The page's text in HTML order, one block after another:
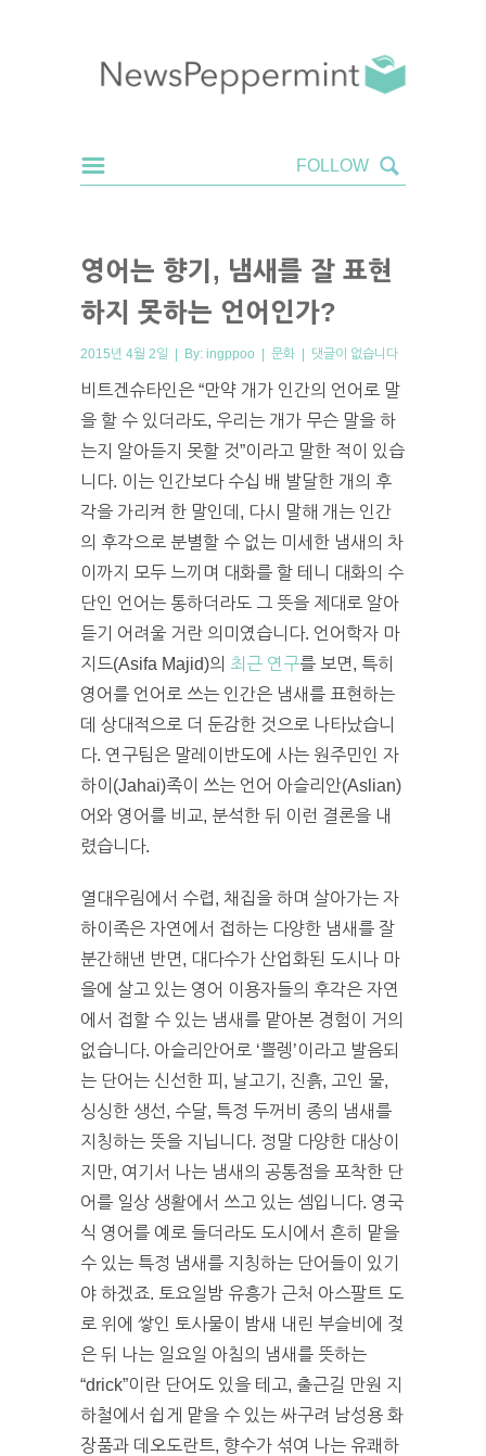
영어는 향기, 냄새를 잘 표현
하지 못하는 언어인가?
2015년 4월 2일 | By: ingppoo | 문화 | 댓글이 없습니다
비트겐슈타인은 “만약 개가 인간의 언어로 말
을 할 수 있더라도, 우리는 개가 무슨 말을 하
는지 알아듣지 못할 것”이라고 말한 적이 있습
니다. 이는 인간보다 수십 배 발달한 개의 후
각을 가리켜 한 말인데, 다시 말해 개는 인간
의 후각으로 분별할 수 없는 미세한 냄새의 차
이까지 모두 느끼며 대화를 할 테니 대화의 수
단인 언어는 통하더라도 그 뜻을 제대로 알아
듣기 어려울 거란 의미였습니다. 언어학자 마
지드(Asifa Majid)의 최근 연구를 보면, 특히
영어를 언어로 쓰는 인간은 냄새를 표현하는
데 상대적으로 더 둔감한 것으로 나타났습니
다. 연구팀은 말레이반도에 사는 원주민인 자
하이(Jahai)족이 쓰는 언어 아슬리안(Aslian)
어와 영어를 비교, 분석한 뒤 이런 결론을 내
렸습니다.
열대우림에서 수렵, 채집을 하며 살아가는 자
하이족은 자연에서 접하는 다양한 냄새를 잘
분간해낸 반면, 대다수가 산업화된 도시나 마
을에 살고 있는 영어 이용자들의 후각은 자연
에서 접할 수 있는 냄새를 맡아본 경험이 거의
없습니다. 아슬리안어로 ‘쁠렝’이라고 발음되
는 단어는 신선한 피, 날고기, 진흙, 고인 물,
싱싱한 생선, 수달, 특정 두꺼비 종의 냄새를
지칭하는 뜻을 지닙니다. 정말 다양한 대상이
지만, 여기서 나는 냄새의 공통점을 포착한 단
어를 일상 생활에서 쓰고 있는 셈입니다. 영국
식 영어를 예로 들더라도 도시에서 흔히 맡을
수 있는 특정 냄새를 지칭하는 단어들이 있기
야 하겠죠. 토요일밤 유흥가 근처 아스팔트 도
로 위에 쌓인 토사물이 밤새 내린 부슬비에 젖
은 뒤 나는 일요일 아침의 냄새를 뜻하는
“drick”이란 단어도 있을 테고, 출근길 만원 지
하철에서 쉽게 맡을 수 있는 싸구려 남성용 화
장품과 데오도란트, 향수가 섞여 나는 유쾌하